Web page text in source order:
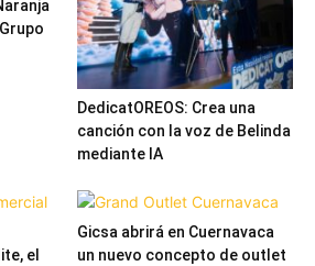
DedicatOREOS: Crea una
canción con la voz de Belinda
mediante IA
el
Gicsa abrirá en Cuernavaca
un nuevo concepto de outlet